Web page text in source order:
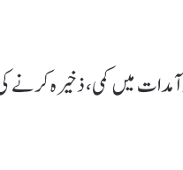
برآمدات میں کمی، ذخیرہ کرنے